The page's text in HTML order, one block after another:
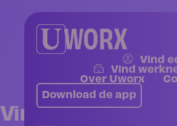
Vind
Vind
Over Uworx
Download de app
Vind een job